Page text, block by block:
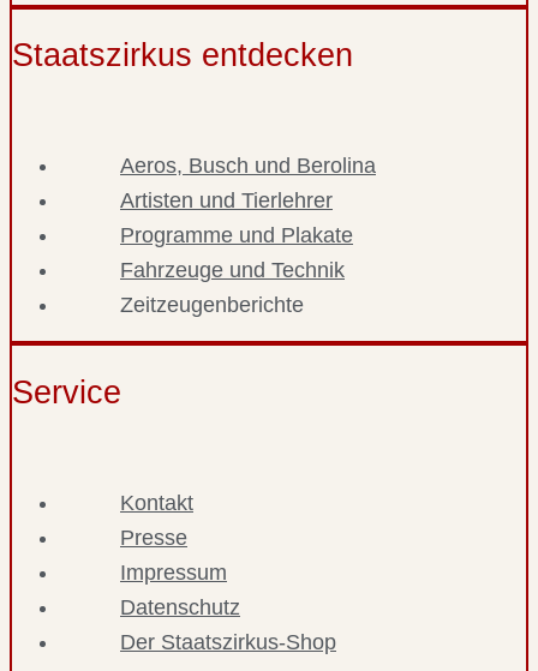
Staatszirkus entdecken
Aeros, Busch und Berolina
Artisten und Tierlehrer
Programme und Plakate
Fahrzeuge und Technik
Zeitzeugenberichte
Service
Kontakt
Presse
Impressum
Datenschutz
Der Staatszirkus-Shop